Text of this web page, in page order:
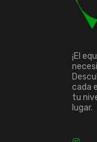
¡El
cada
tu
lugar.